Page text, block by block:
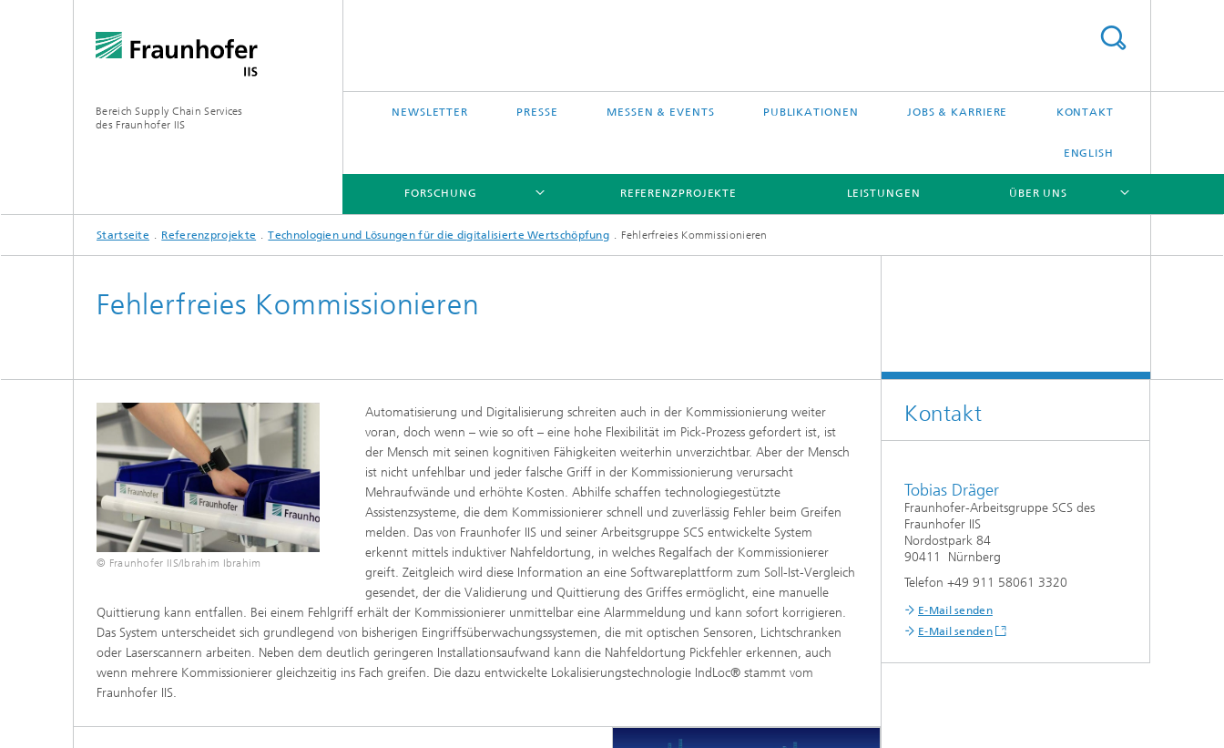
Bereich Supply Chain Services
des Fraunhofer IIS
NEWSLETTER PRESSE MESSEN & EVENTS PUBLIKATIONEN JOBS & KARRIERE KONTAKT
ENGLISH
FORSCHUNG
FORSCHUNG
REFERENZPROJEKTE LEISTUNGEN ÜBER UNS
ÜBER UNS
Innovation and Transformation
Startseite Referenzprojekte Technologien und Lösungen für die digitalisierte Wertschöpfung Fehlerfreies Kommissionieren
Fehlerfreies Kommissionieren
© Fraunhofer IIS/Ibrahim Ibrahim
Automatisierung und Digitalisierung schreiten auch in der Kommissionierung weiter
voran, doch wenn – wie so oft – eine hohe Flexibilität im Pick-Prozess gefordert ist, ist
der Mensch mit seinen kognitiven Fähigkeiten weiterhin unverzichtbar. Aber der Mensch
ist nicht unfehlbar und jeder falsche Griff in der Kommissionierung verursacht
Mehraufwände und erhöhte Kosten. Abhilfe schaffen technologiegestützte
Assistenzsysteme, die dem Kommissionierer schnell und zuverlässig Fehler beim Greifen
melden. Das von Fraunhofer IIS und seiner Arbeitsgruppe SCS entwickelte System
erkennt mittels induktiver Nahfeldortung, in welches Regalfach der Kommissionierer
greift. Zeitgleich wird diese Information an eine Softwareplattform zum Soll-Ist-Vergleich
gesendet, der die Validierung und Quittierung des Griffes ermöglicht, eine manuelle
Quittierung kann entfallen. Bei einem Fehlgriff erhält der Kommissionierer unmittelbar eine Alarmmeldung und kann sofort korrigieren.
Das System unterscheidet sich grundlegend von bisherigen Eingriffsüberwachungssystemen, die mit optischen Sensoren, Lichtschranken
oder Laserscannern arbeiten. Neben dem deutlich geringeren Installationsaufwand kann die Nahfeldortung Pickfehler erkennen, auch
wenn mehrere Kommissionierer gleichzeitig ins Fach greifen. Die dazu entwickelte Lokalisierungstechnologie IndLoc® stammt vom
Fraunhofer IIS.
Kontakt
Tobias Dräger
Fraunhofer-Arbeitsgruppe SCS des
Fraunhofer IIS
Nordostpark 84
90411 Nürnberg
Telefon +49 911 58061 3320
E-Mail senden
E-Mail senden